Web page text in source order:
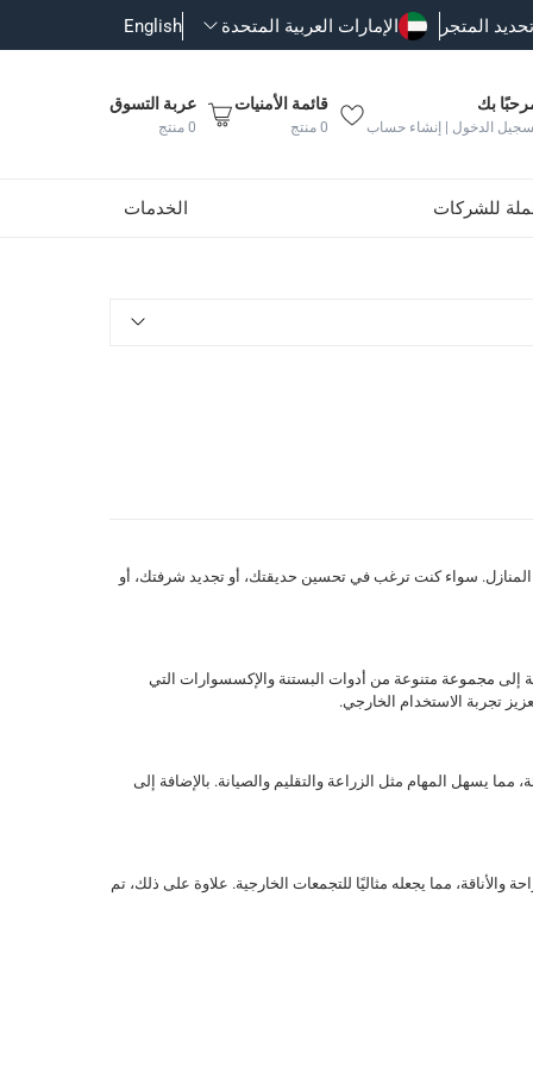
تحديد المتجر الإمارات العربية المتحدة English
بك
الدخول | إنشاء حساب
قائمة الأمنيات
0 منتج
عربة التسوق
0 منتج
للشركات الخدمات
المنازل. سواء كنت ترغب في تحسين حديقتك، أو تجديد شرفتك، أو
إلى مجموعة متنوعة من أدوات البستنة والإكسسوارات التي
تجربة الاستخدام الخارجي.
يسهل المهام مثل الزراعة والتقليم والصيانة. بالإضافة إلى
والأناقة، مما يجعله مثاليًا للتجمعات الخارجية. علاوة على ذلك، تم